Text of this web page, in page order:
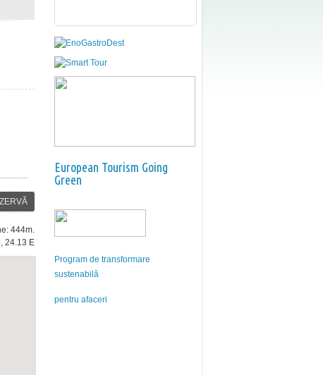
444m.
24.13 E
European Tourism Going
Green
Program de transformare
sustenabilă
pentru afaceri